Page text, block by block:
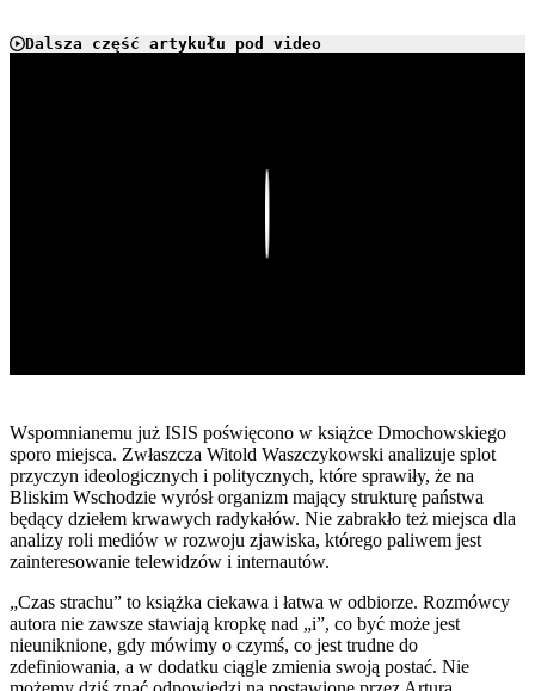
Dalsza część artykułu pod video
Wspomnianemu już ISIS poświęcono w książce Dmochowskiego
sporo miejsca. Zwłaszcza Witold Waszczykowski analizuje splot
przyczyn ideologicznych i politycznych, które sprawiły, że na
Bliskim Wschodzie wyrósł organizm mający strukturę państwa
będący dziełem krwawych radykałów. Nie zabrakło też miejsca dla
analizy roli mediów w rozwoju zjawiska, którego paliwem jest
zainteresowanie telewidzów i internautów.
„Czas strachu” to książka ciekawa i łatwa w odbiorze. Rozmówcy
autora nie zawsze stawiają kropkę nad „i”, co być może jest
nieuniknione, gdy mówimy o czymś, co jest trudne do
zdefiniowania, a w dodatku ciągle zmienia swoją postać. Nie